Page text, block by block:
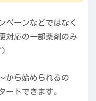
ペーンなどではなく
対応の一部薬剤のみ
から始められるの
ートできます。